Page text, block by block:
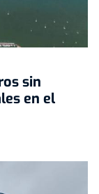
sin
en el